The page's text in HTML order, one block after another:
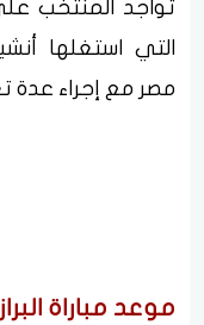
تواجد المنتخب
التي استغلها
مصر مع إجراء عدة
موعد مباراة